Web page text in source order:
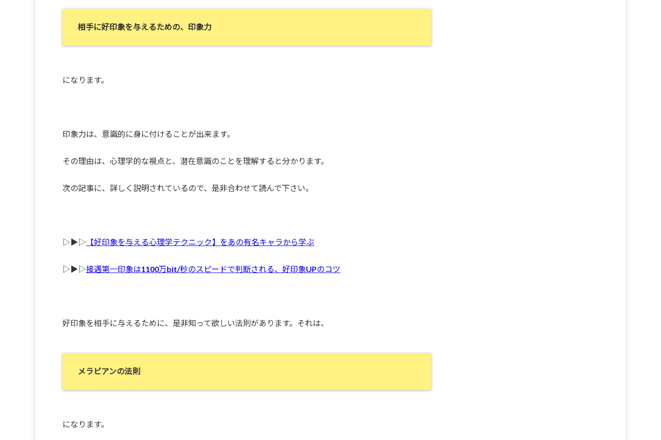
相手に好印象を与えるための、印象力
になります。
印象力は、意識的に身に付けることが出来ます。
その理由は、心理学的な視点と、潜在意識のことを理解すると分かります。
次の記事に、詳しく説明されているので、是非合わせて読んで下さい。
▷▶︎▷ 【好印象を与える心理学テクニック】をあの有名キャラから学ぶ
▷▶︎▷接遇第一印象は1100万bit/秒のスピードで判断される、好印象UPのコツ
好印象を相手に与えるために、是非知って欲しい法則があります。それは、
メラビアンの法則
になります。